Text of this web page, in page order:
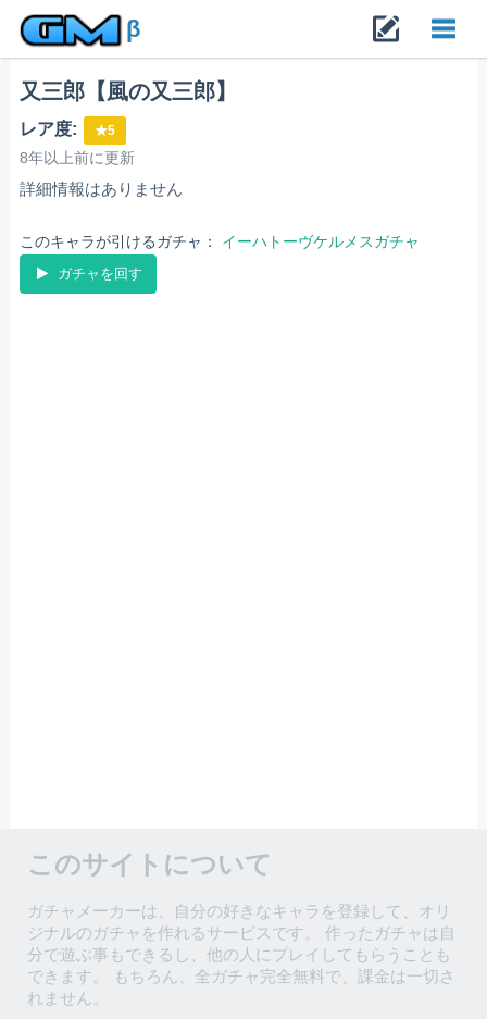
β
又三郎【風の又三郎】
レア度: ★5
8年以上前に更新
詳細情報はありません
このキャラが引けるガチャ： イーハトーヴケルメスガチャ
ガチャを回す
このサイトについて
ガチャメーカーは、自分の好きなキャラを登録して、オリ
ジナルのガチャを作れるサービスです。 作ったガチャは自
分で遊ぶ事もできるし、他の人にプレイしてもらうことも
できます。 もちろん、全ガチャ完全無料で、課金は一切さ
れません。